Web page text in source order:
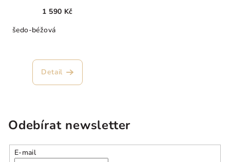
1 590 Kč
šedo-béžová
Detail
Odebírat newsletter
E-mail